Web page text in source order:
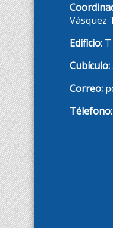
Vásquez
Edificio: T
Cubículo:
Correo:
Télefono: